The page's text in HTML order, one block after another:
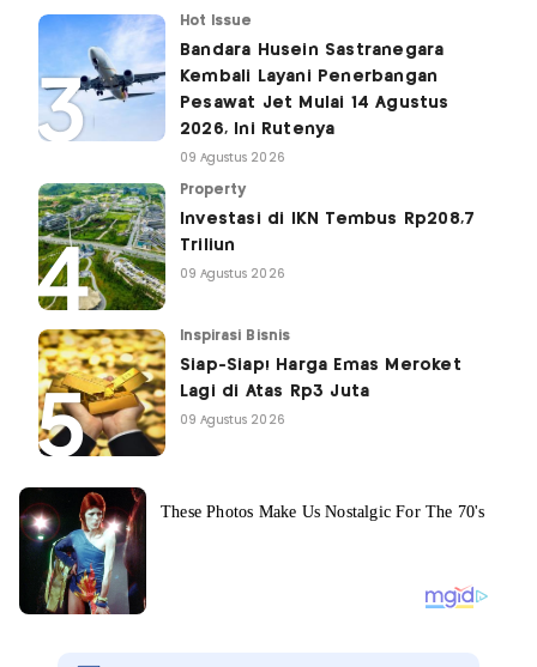
Hot Issue
Bandara Husein Sastranegara
Kembali Layani Penerbangan
Pesawat Jet Mulai 14 Agustus
2026, Ini Rutenya
09 Agustus 2026
Property
Investasi di IKN Tembus Rp208,7
Triliun
09 Agustus 2026
Inspirasi Bisnis
Siap-Siap! Harga Emas Meroket
Lagi di Atas Rp3 Juta
09 Agustus 2026